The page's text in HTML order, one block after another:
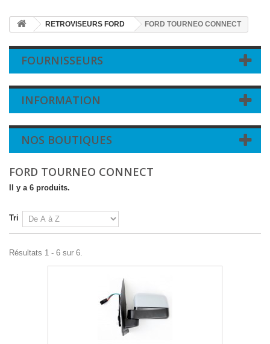
RETROVISEURS FORD FORD TOURNEO CONNECT
FOURNISSEURS
INFORMATION
NOS BOUTIQUES
FORD TOURNEO CONNECT
Il y a 6 produits.
Tri
Résultats 1 - 6 sur 6.